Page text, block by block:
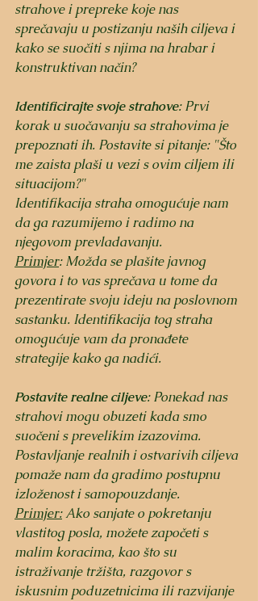
strahove i prepreke koje nas
sprečavaju u postizanju naših ciljeva i
kako se suočiti s njima na hrabar i
konstruktivan način?
Identificirajte svoje strahove: Prvi
korak u suočavanju sa strahovima je
prepoznati ih. Postavite si pitanje: "Što
me zaista plaši u vezi s ovim ciljem ili
situacijom?"
Identifikacija straha omogućuje nam
da ga razumijemo i radimo na
njegovom prevladavanju.
Primjer: Možda se plašite javnog
govora i to vas sprečava u tome da
prezentirate svoju ideju na poslovnom
sastanku. Identifikacija tog straha
omogućuje vam da pronađete
strategije kako ga nadići.
Postavite realne ciljeve: Ponekad nas
strahovi mogu obuzeti kada smo
suočeni s prevelikim izazovima.
Postavljanje realnih i ostvarivih ciljeva
pomaže nam da gradimo postupnu
izloženost i samopouzdanje.
Primjer: Ako sanjate o pokretanju
vlastitog posla, možete započeti s
malim koracima, kao što su
istraživanje tržišta, razgovor s
iskusnim poduzetnicima ili razvijanje